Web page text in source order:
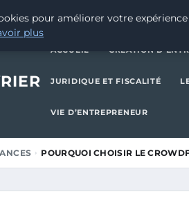
ACCUEIL CRÉATION
JURIDIQUE ET FISCALITÉ
VIE D’ENTREPRENEUR
POURQUOI CHOISIR LE
pour améliorer votre
plus